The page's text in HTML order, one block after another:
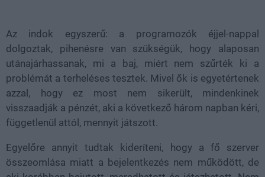
Az indok egyszerű: a programozók éjjel-nappal
dolgoztak, pihenésre van szükségük, hogy alaposan
utánajárhassanak, mi a baj, miért nem szűrték ki a
problémát a terheléses tesztek. Mivel ők is egyetértenek
azzal, hogy ez most nem sikerült, mindenkinek
visszaadják a pénzét, aki a következő három napban kéri,
függetlenül attól, mennyit játszott.
Egyelőre annyit tudtak kideríteni, hogy a fő szerver
összeomlása miatt a bejelentkezés nem működött, de